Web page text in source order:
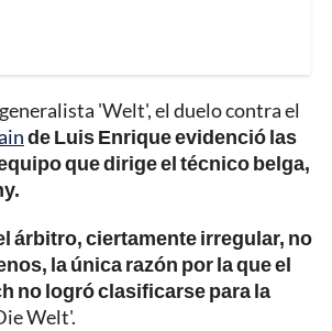
'Welt', el duelo contra el
de Luis Enrique evidenció las
que dirige el técnico belga,
árbitro, ciertamente irregular, no
la única razón por la que el
no logró clasificarse para la
Welt'.